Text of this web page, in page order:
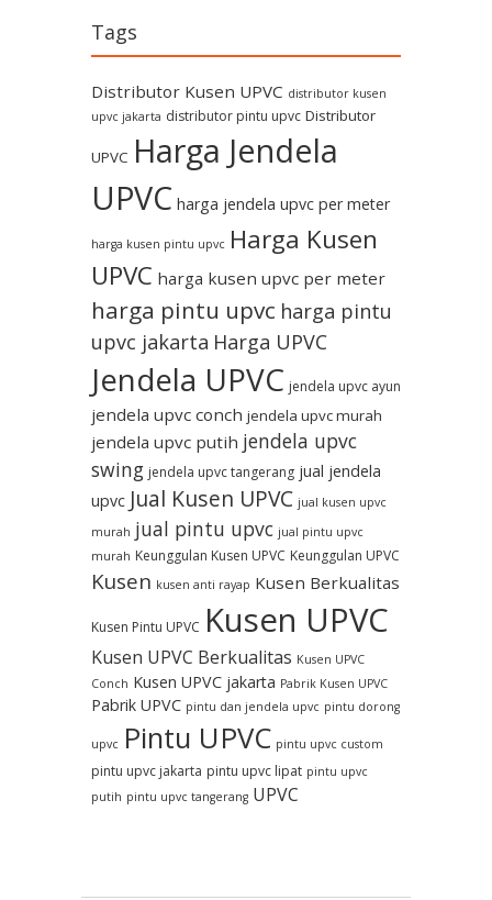
Tags
Distributor Kusen UPVC distributor kusen
upvc jakarta distributor pintu upvc Distributor
UPVC Harga Jendela
UPVC harga jendela upvc per meter
harga kusen pintu upvc Harga Kusen
UPVC harga kusen upvc per meter
harga pintu upvc harga pintu
upvc jakarta Harga UPVC
Jendela UPVC jendela upvc ayun
jendela upvc conch jendela upvc murah
jendela upvc putih jendela upvc
swing jendela upvc tangerang jual jendela
upvc Jual Kusen UPVC jual kusen upvc
murah jual pintu upvc jual pintu upvc
murah Keunggulan Kusen UPVC Keunggulan UPVC
Kusen kusen anti rayap Kusen Berkualitas
Kusen Pintu UPVC Kusen UPVC
Kusen UPVC Berkualitas Kusen UPVC
Conch Kusen UPVC jakarta Pabrik Kusen UPVC
Pabrik UPVC pintu dan jendela upvc pintu dorong
upvc Pintu UPVC pintu upvc custom
pintu upvc jakarta pintu upvc lipat pintu upvc
putih pintu upvc tangerang UPVC